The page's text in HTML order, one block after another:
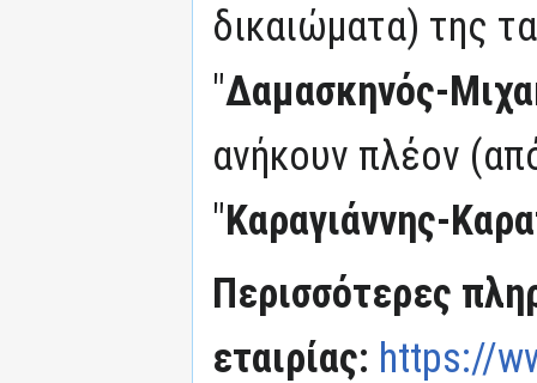
δικαιώματα) της
"Δαμασκηνός-
ανήκουν πλέον
"Καραγιάννης-
Περισσότερες
εταιρίας: https://